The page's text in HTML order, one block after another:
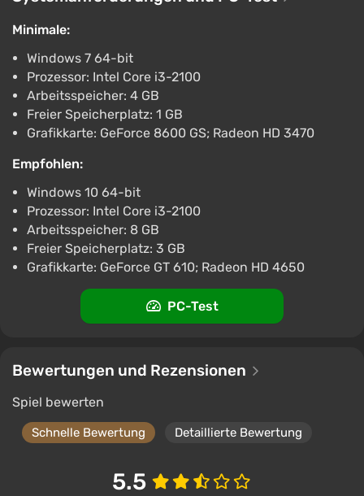
In Trusted Hands Xbox
€19.4
ggsel 4.2457 Bewertungen
Unterstützung bei VGTimes
In Trusted Hands Steam Gift RU/KZ/etc
Autodelivery
€4.64 €6
-22%
PC
Unterstützung bei VGTimes
Minimale:
Windows 7 64-bit
Prozessor: Intel Core i3-2100
Arbeitsspeicher: 4 GB
Freier Speicherplatz: 1 GB
Grafikkarte: GeForce 8600 GS; Radeon HD 3470
Empfohlen:
Windows 10 64-bit
Prozessor: Intel Core i3-2100
Arbeitsspeicher: 8 GB
Freier Speicherplatz: 3 GB
Grafikkarte: GeForce GT 610; Radeon HD 4650
PC-Test
Bewertungen und Rezensionen
Spiel bewerten
Schnelle Bewertung Detaillierte Bewertung
5.5